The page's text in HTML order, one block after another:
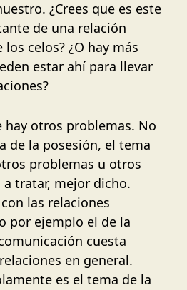
¿Crees que es este
de una relación
celos? ¿O hay más
estar ahí para llevar
hay otros problemas. No
de la posesión, el tema
problemas u otros
tratar, mejor dicho.
las relaciones
por ejemplo el de la
cuesta
en general.
es el tema de la